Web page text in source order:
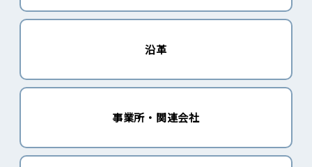
沿革
事業所・関連会社